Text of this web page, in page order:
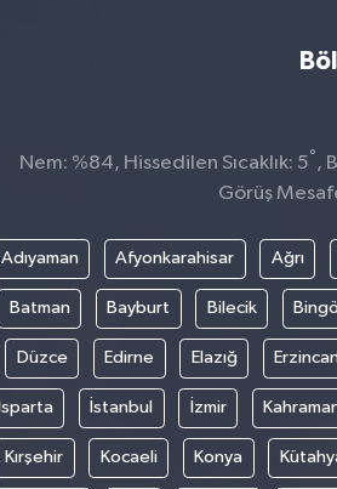
Nem: %84, Hissedilen Sıcaklık: 5° ,
Görüş
Adıyaman Afyonkarahisar Ağrı
Batman Bayburt Bilecik Bingöl
Düzce Edirne Elazığ
Isparta İstanbul İzmir
Kırşehir Kocaeli Konya